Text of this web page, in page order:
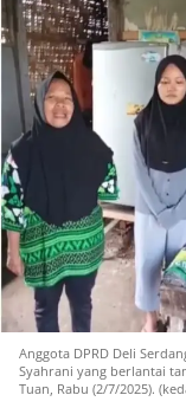
Anggota DPRD Deli
Syahrani yang berlantai
Tuan, Rabu (2/7/2025).